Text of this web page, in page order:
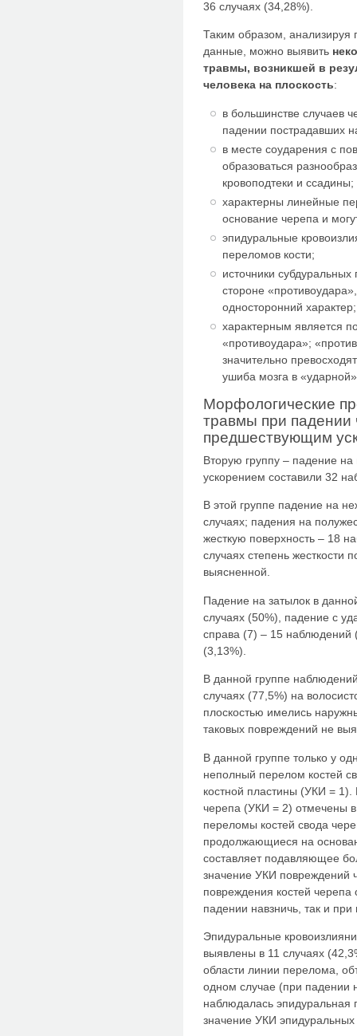
36 случаях (34,28%).
Таким образом, анализируя
данные, можно выявить
травмы, возникшей в
человека на плоскость:
в большинстве случаев
падении пострадавших
в месте соударения с
образоваться
кровоподтеки и ссадины;
характерны линейные
основание черепа и
эпидуральные
переломов кости;
источники
стороне
односторонний характер;
характерным является
«противоудара»;
значительно
ушиба мозга в
Морфологические
травмы при падении
предшествующим
Вторую группу – падение
ускорением составили 32
В этой группе падение на
случаях; падения на
жесткую поверхность – 18
случаях степень жесткости
выясненной.
Падение на затылок в
случаях (50%), падение с
справа (7) – 15 наблюдений
(3,13%).
В данной группе
случаях (77,5%) на
плоскостью имелись
таковых повреждений не
В данной группе только у
неполный перелом костей
костной пластины (УКИ =
черепа (УКИ = 2) отмечены
переломы костей свода
продолжающиеся на
составляет подавляющее
значение УКИ повреждений
повреждения костей
падении навзничь, так и
Эпидуральные
выявлены в 11 случаях
области линии перелома,
одном случае (при падении
наблюдалась
значение УКИ